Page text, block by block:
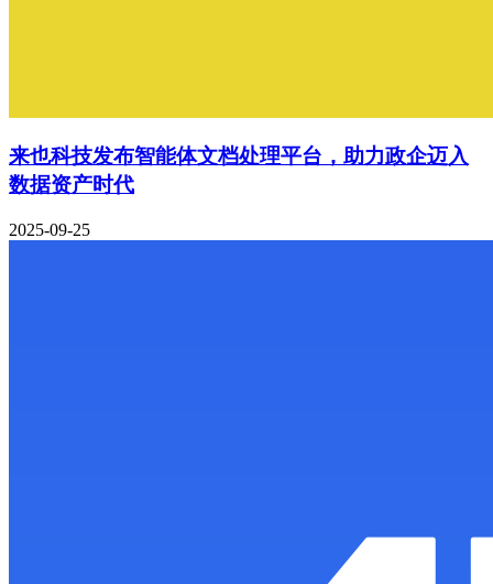
来也科技发布智能体文档处理平台，助力政企迈入
数据资产时代
2025-09-25